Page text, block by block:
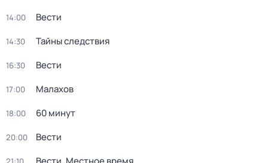
14:00 Вести
14:30 Тайны следствия
16:30 Вести
17:00 Малахов
18:00 60 минут
20:00 Вести